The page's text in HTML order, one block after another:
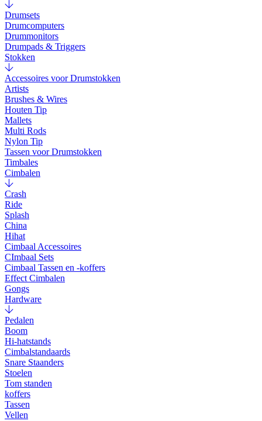
Drumsets
Drumcomputers
Drummonitors
Drumpads & Triggers
Stokken
Accessoires voor Drumstokken
Artists
Brushes & Wires
Houten Tip
Mallets
Multi Rods
Nylon Tip
Tassen voor Drumstokken
Timbales
Cimbalen
Crash
Ride
Splash
China
Hihat
Cimbaal Accessoires
CImbaal Sets
Cimbaal Tassen en -koffers
Effect Cimbalen
Gongs
Hardware
Pedalen
Boom
Hi-hatstands
Cimbalstandaards
Snare Staanders
Stoelen
Tom standen
koffers
Tassen
Vellen